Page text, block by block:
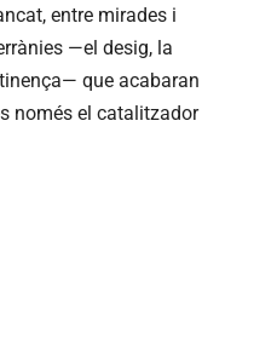
entre mirades i
—el desig, la
que acabaran
només el catalitzador